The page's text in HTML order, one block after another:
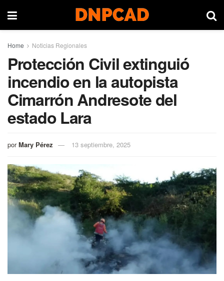
Home Noticias Regionales
Protección Civil extinguió
incendio en la autopista
Cimarrón Andresote del
estado Lara
por Mary Pérez 13 septiembre, 2025